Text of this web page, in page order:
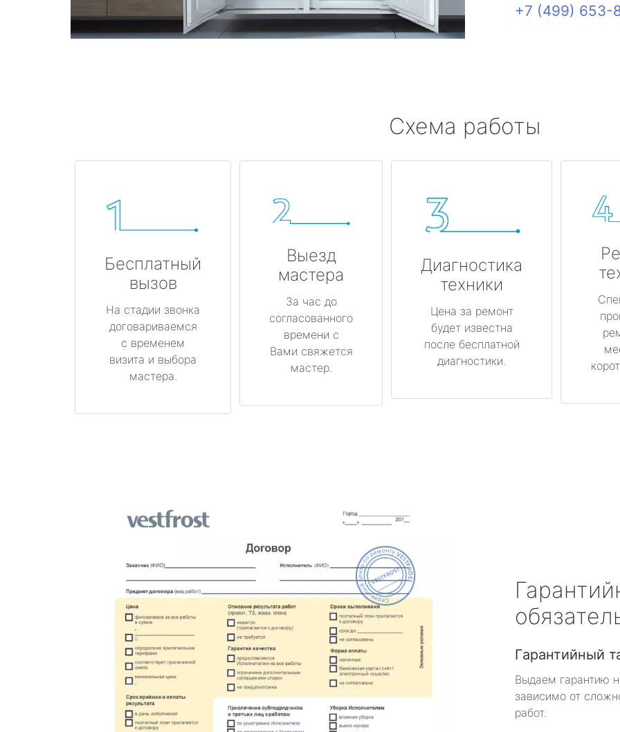
+7 (499) 653-
Схема работы
Бесплатный
вызов
На стадии звонка
договариваемся
с временем
визита и выбора
мастера.
Выезд
мастера
За час до
согласованного
времени с
Вами свяжется
мастер.
Диагностика
техники
Цена за ремонт
будет известна
после бесплатной
диагностики.
Гарантийный
Выдаем гарантию
зависимо от
работ.